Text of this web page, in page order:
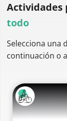
Actividades
todo
Selecciona una
continuación o